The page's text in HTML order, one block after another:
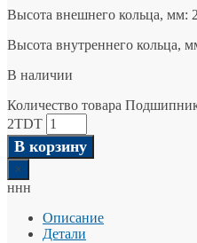
Высота внешнего кольца, мм:
Высота внутреннего кольца,
В наличии
Количество товара
2TDT
В корзину
×
ннн
Описание
Детали